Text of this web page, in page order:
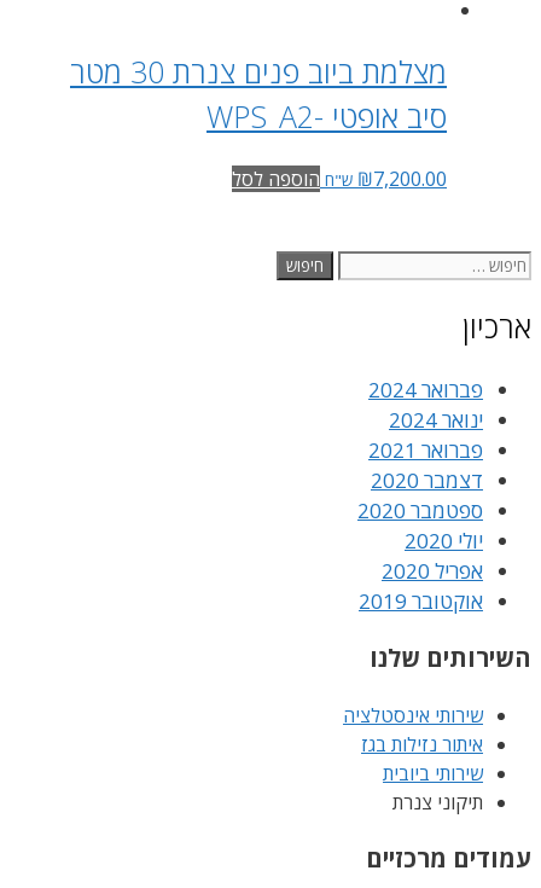
מצלמת ביוב פנים צנרת 30 מטר
סיב אופטי -WPS_A2
₪7,200.00 ש"ח הוספה לסל
חיפוש:
ארכיון
פברואר 2024
ינואר 2024
פברואר 2021
דצמבר 2020
ספטמבר 2020
יולי 2020
אפריל 2020
אוקטובר 2019
השירותים שלנו
שירותי אינסטלציה
איתור נזילות בגז
שירותי ביובית
תיקוני צנרת
עמודים מרכזיים